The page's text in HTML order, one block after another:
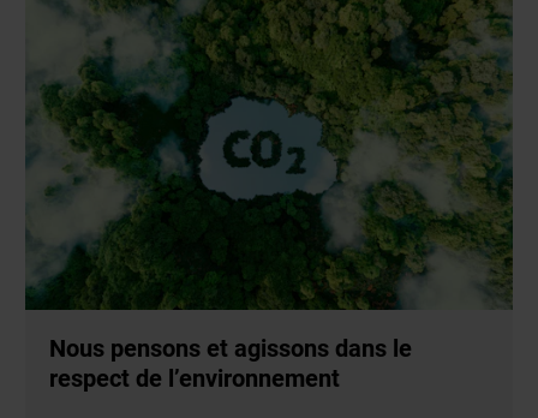
Nous pensons et agissons dans le
respect de l’environnement